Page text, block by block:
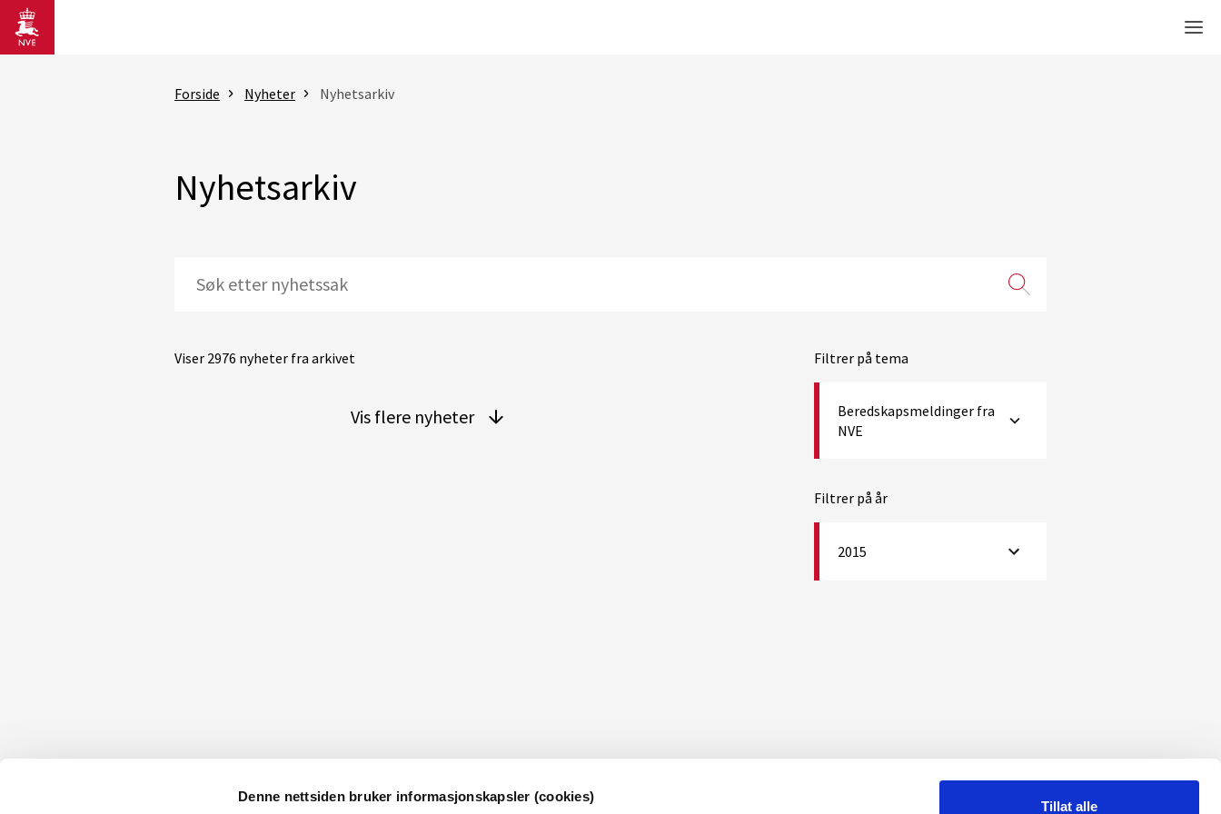
Denne nettsiden bruker informasjonskapsler (cookies)
Tillat alle
Gå til hovedinnhold
Forside Nyheter Nyhetsarkiv
Nyhetsarkiv
Filtrer på tema
Beredskapsmeldinger fra
NVE
Filtrer på år
2015
Viser 2976 nyheter fra arkivet
Vis flere nyheter